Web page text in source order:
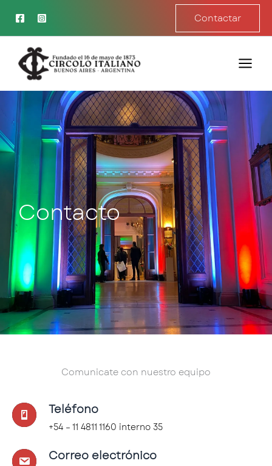
contenido
Contactar
Contacto
Comunicate con nuestro equipo
Teléfono
+54 – 11 4811 1160 interno 35
Correo electrónico